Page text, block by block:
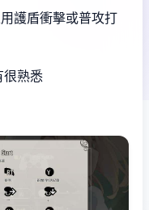
護盾衝擊或普攻打
很熟悉